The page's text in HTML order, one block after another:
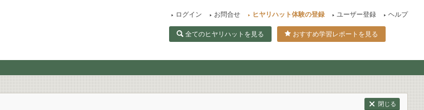
ログイン お問合せ ヒヤリハット体験の登録 ユーザー登録 ヘルプ
全てのヒヤリハットを見る おすすめ学習レポートを見る
閉じる